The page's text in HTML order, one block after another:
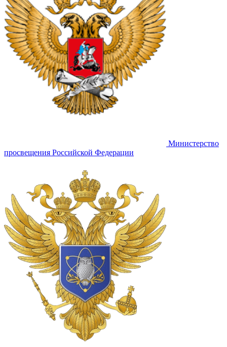
Министерство
просвещения Российской Федерации